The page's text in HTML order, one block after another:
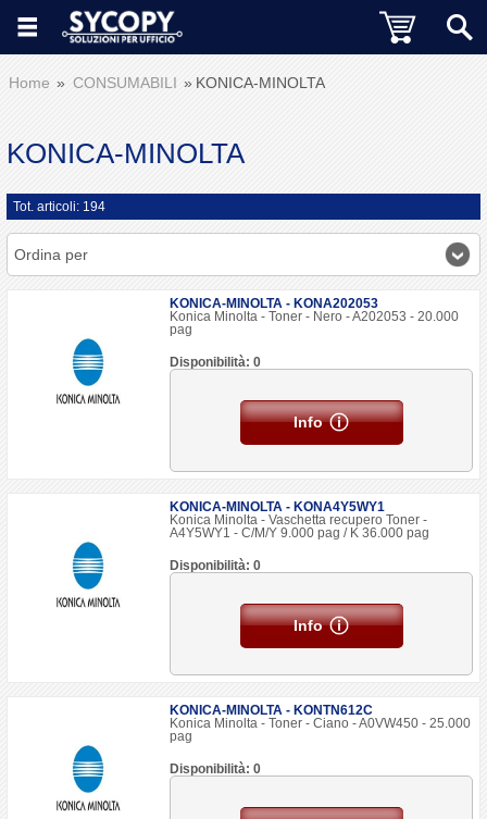
Home CONSUMABILI KONICA-MINOLTA
KONICA-MINOLTA
Tot. articoli: 194
Ordina per
KONICA-MINOLTA - KONA202053
Konica Minolta - Toner - Nero - A202053 - 20.000
pag
Disponibilità: 0
Info
KONICA-MINOLTA - KONA4Y5WY1
Konica Minolta - Vaschetta recupero Toner -
A4Y5WY1 - C/M/Y 9.000 pag / K 36.000 pag
Disponibilità: 0
Info
KONICA-MINOLTA - KONTN612C
Konica Minolta - Toner - Ciano - A0VW450 - 25.000
pag
Disponibilità: 0